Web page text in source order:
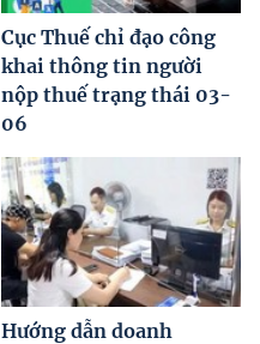
Cục Thuế chỉ đạo công
khai thông tin người
nộp thuế trạng thái 03-
06
Hướng dẫn doanh